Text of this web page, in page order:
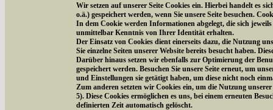
Wir setzen auf unserer Seite Cookies ein. Hierbei handelt es
o.ä.) gespeichert werden, wenn Sie unsere Seite besuchen.
In dem Cookie werden Informationen abgelegt, die sich
unmittelbar Kenntnis von Ihrer Identität erhalten.
Der Einsatz von Cookies dient einerseits dazu, die Nutzung
Sie einzelne Seiten unserer Website bereits besucht haben.
Darüber hinaus setzen wir ebenfalls zur Optimierung der
gespeichert werden. Besuchen Sie unsere Seite erneut, um
und Einstellungen sie getätigt haben, um diese nicht noch
Zum anderen setzten wir Cookies ein, um die Nutzung
5). Diese Cookies ermöglichen es uns, bei einem erneuten
definierten Zeit automatisch gelöscht.